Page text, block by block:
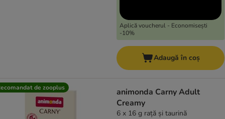
Aplică voucherul - Economisești
-10%
Adaugă în coș
de zooplus
animonda Carny Adult
Creamy
6 x 16 g rață și taurină